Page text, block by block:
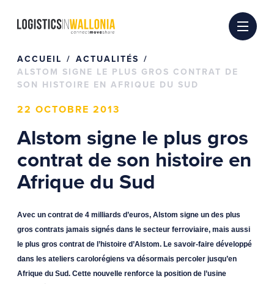
ACCUEIL
ACTUALITÉS
ALSTOM SIGNE LE PLUS GROS CONTRAT DE
SON HISTOIRE EN AFRIQUE DU SUD
22 OCTOBRE 2013
Alstom signe le plus gros
contrat de son histoire en
Afrique du Sud
Avec un contrat de 4 milliards d’euros, Alstom signe un des plus
gros contrats jamais signés dans le secteur ferroviaire, mais aussi
le plus gros contrat de l’histoire d’Alstom. Le savoir-faire développé
dans les ateliers carolorégiens va désormais percoler jusqu’en
Afrique du Sud. Cette nouvelle renforce la position de l’usine